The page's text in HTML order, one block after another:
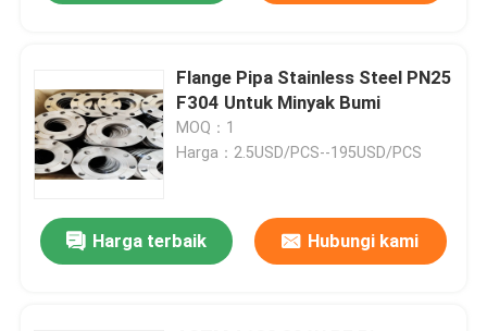
Flange Pipa Stainless Steel PN25
F304 Untuk Minyak Bumi
MOQ：1
Harga：2.5USD/PCS--195USD/PCS
Harga terbaik Hubungi kami